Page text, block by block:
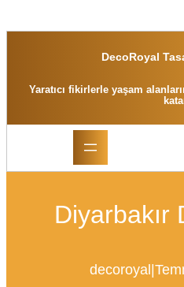
DecoRoyal
Yaratıcı fikirlerle yaşam
Diyarbakır
decoroyal|